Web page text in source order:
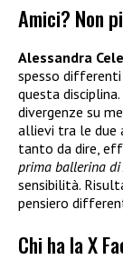
Amici? Non
Alessandra
spesso differenti
questa
divergenze su
allievi tra le due
tanto da dire,
prima ballerina di
sensibilità.
pensiero
Chi ha la X